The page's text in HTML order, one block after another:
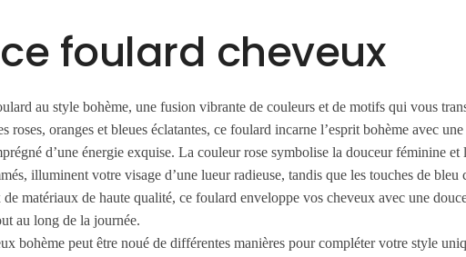
foulard cheveux
au style bohème, une fusion vibrante de couleurs et de motifs qui vous
roses, oranges et bleues éclatantes, ce foulard incarne l’esprit bohème avec
d’une énergie exquise. La couleur rose symbolise la douceur féminine
illuminent votre visage d’une lueur radieuse, tandis que les touches de
matériaux de haute qualité, ce foulard enveloppe vos cheveux avec une
au long de la journée.
bohème peut être noué de différentes manières pour compléter votre style